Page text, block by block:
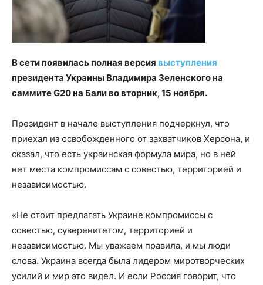
В сети появилась полная версия выступления
президента Украины Владимира Зеленского на
саммите G20 на Бали во вторник, 15 ноября.
Президент в начале выступления подчеркнул, что
приехал из освобожденного от захватчиков Херсона, и
сказал, что есть украинская формула мира, но в ней
нет места компромиссам с совестью, территорией и
независимостью.
«Не стоит предлагать Украине компромиссы с
совестью, суверенитетом, территорией и
независимостью. Мы уважаем правила, и мы люди
слова. Украина всегда была лидером миротворческих
усилий и мир это видел. И если Россия говорит, что